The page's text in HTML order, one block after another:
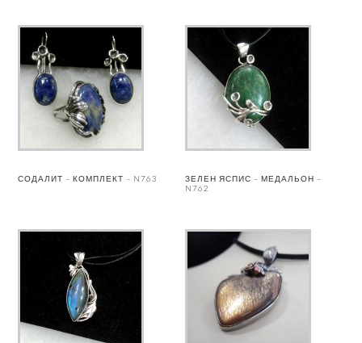
СОДАЛИТ – КОМПЛЕКТ – N763
ЗЕЛЕН ЯСПИС – МЕДАЛЬОН –
N762